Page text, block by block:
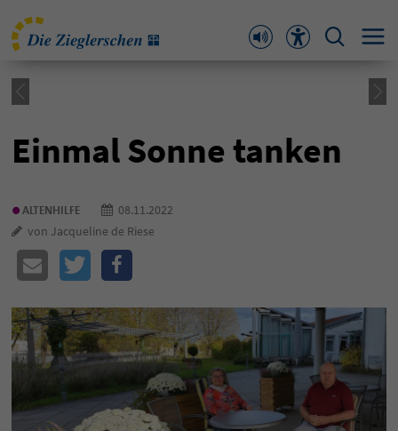
Einmal Sonne tanken
•ALTENHILFE
08.11.2022
von Jacqueline de Riese